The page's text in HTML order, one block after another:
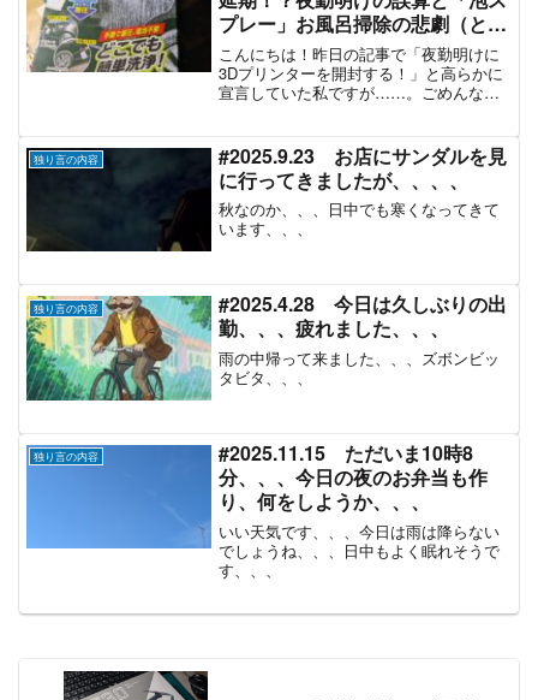
プレー」お風呂掃除の悲劇（と奇
跡
こんにちは！昨日の記事で「夜勤明けに
3Dプリンターを開封する！」と高らかに
宣言していた私ですが……。ごめんなさ
仮眠をとるつもりが、気づけば夕方。疲
労には勝て...
独り言の内容
#2025.9.23 お店にサンダルを見
に行ってきましたが、、、、
秋なのか、、、日中でも寒くなってきて
います、、、
独り言の内容
#2025.4.28 今日は久しぶりの出
勤、、、疲れました、、、
雨の中帰って来ました、、、ズボンビッ
タビタ、、、
独り言の内容
#2025.11.15 ただいま10時8
分、、、今日の夜のお弁当も作
り、何をしようか、、、
いい天気です、、、今日は雨は降らない
でしょうね、、、日中もよく眠れそうで
す、、、